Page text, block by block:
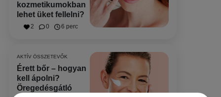
kozmetikumokban
lehet üket fellelni?
2 0 6 perc
AKTÍV ÖSSZETEVŐK
Érett bőr – hogyan
kell ápolni?
Öregedésgátló